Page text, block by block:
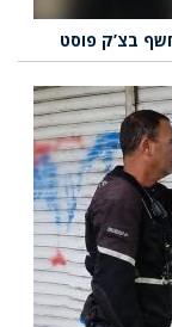
בצ’ק פוסט